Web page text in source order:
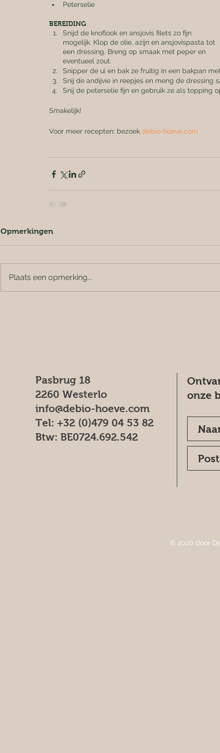
Peterselie
BEREIDING
Snijd de knoflook en ansjovis filets zo fijn
mogelijk. Klop de olie, azijn en ansjovispasta tot
een dressing. Breng op smaak met peper en
eventueel zout.
Snipper de ui en bak ze fruitig in een bakpan
Snij de andijvie in reepjes en meng de dressing
Snij de peterselie fijn en gebruik ze als topping
Smakelijk!
Voor meer recepten: bezoek debio-hoeve.com
Opmerkingen
Plaats een opmerking...
Pasbrug 18
2260 Westerlo
info@debio-hoeve.com
Tel: +32 (0)479 04 53 82
Btw: BE0724.692.542
onze
© 2020 door